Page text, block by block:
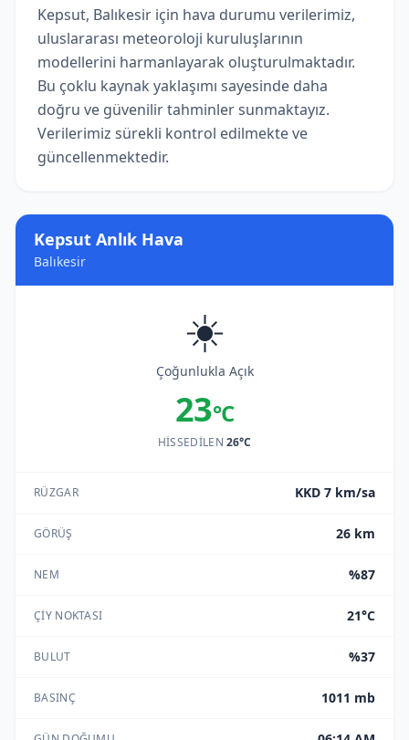
Kepsut Anlık Hava
Balıkesir
☀️
Çoğunlukla Açık
23°C
HISSEDILEN26°C
RÜZGAR KKD 7 km/sa
GÖRÜŞ 26 km
NEM %87
ÇIY NOKTASI 21°C
BULUT %37
BASINÇ 1011 mb
Kepsut, Balıkesir için hava durumu verilerimiz,
uluslararası meteoroloji kuruluşlarının
modellerini harmanlayarak oluşturulmaktadır.
Bu çoklu kaynak yaklaşımı sayesinde daha
doğru ve güvenilir tahminler sunmaktayız.
Verilerimiz sürekli kontrol edilmekte ve
güncellenmektedir.